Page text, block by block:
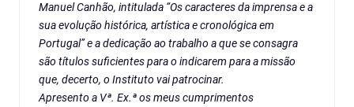
Manuel Canhão, intitulada “Os caracteres da imprensa e a
sua evolução histórica, artística e cronológica em
Portugal” e a dedicação ao trabalho a que se consagra
são títulos suficientes para o indicarem para a missão
que, decerto, o Instituto vai patrocinar.
Apresento a Vª. Ex.ª os meus cumprimentos